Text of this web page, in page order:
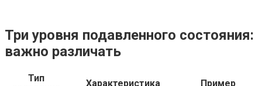
Три уровня подавленного состояния:
важно различать
Тип
Характеристика Пример